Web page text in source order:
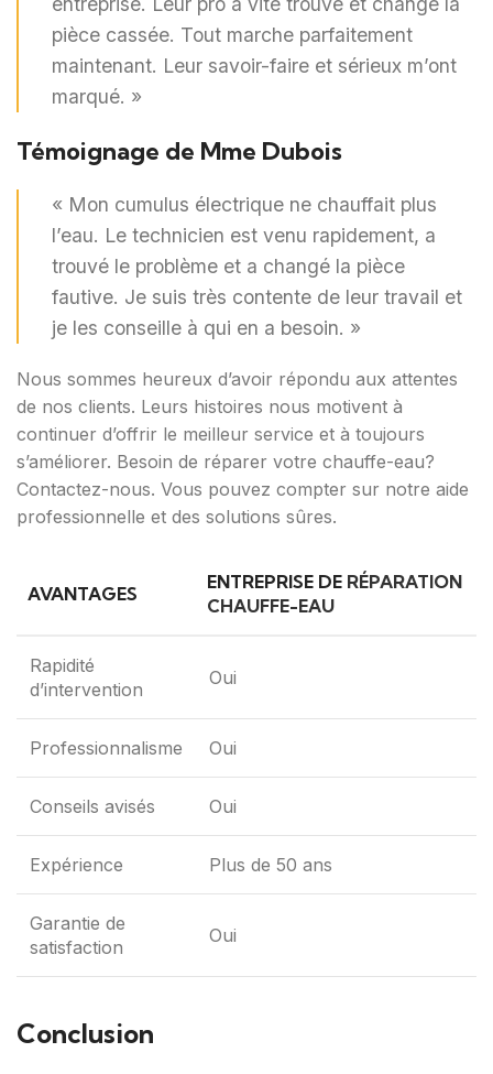
pièce cassée. Tout marche parfaitement
maintenant. Leur savoir-faire et sérieux m’ont
marqué. »
Témoignage de Mme Dubois
« Mon cumulus électrique ne chauffait plus
l’eau. Le technicien est venu rapidement, a
trouvé le problème et a changé la pièce
fautive. Je suis très contente de leur travail et
je les conseille à qui en a besoin. »
Nous sommes heureux d’avoir répondu aux attentes
de nos clients. Leurs histoires nous motivent à
continuer d’offrir le meilleur service et à toujours
s’améliorer. Besoin de réparer votre chauffe-eau?
Contactez-nous. Vous pouvez compter sur notre aide
professionnelle et des solutions sûres.
AVANTAGES
ENTREPRISE DE RÉPARATION
CHAUFFE-EAU
Rapidité
d’intervention
Oui
Professionnalisme Oui
Conseils avisés Oui
Expérience Plus de 50 ans
Garantie de
satisfaction
Oui
Conclusion